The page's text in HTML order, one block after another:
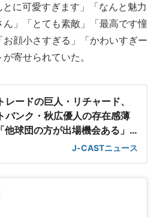
に可愛すぎます」「なんと魅力
」「とても素敵」「最高です憧
顔小さすぎる」「かわいすぎー
寄せられていた。
レードの巨人・リチャード、
バンク・秋広優人の存在感薄
他球団の方が出場機会ある」
J-CASTニュース